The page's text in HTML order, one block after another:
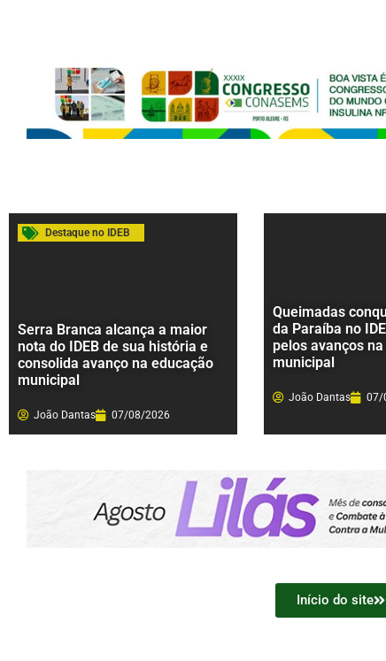
Destaque no IDEB
Serra Branca alcança a maior
nota do IDEB de sua história e
consolida avanço na educação
municipal
João Dantas 07/08/2026
Queimadas
da Paraíba no
pelos avanços
municipal
João Dantas 07/
Início do site